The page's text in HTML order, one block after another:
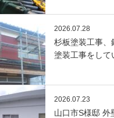
2026.07.28
杉板塗装工事、
塗装工事をして
2026.07.23
山口市S様邸 外